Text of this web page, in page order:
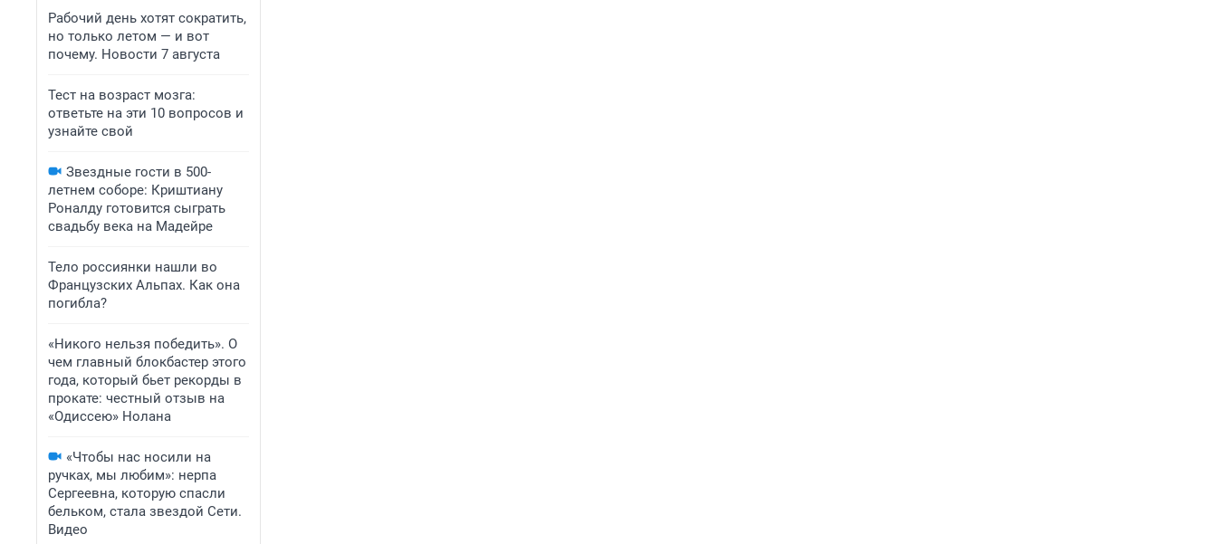
Рабочий день хотят сократить,
но только летом — и вот
почему. Новости 7 августа
Тест на возраст мозга:
ответьте на эти 10 вопросов и
узнайте свой
Звездные гости в 500-
летнем соборе: Криштиану
Роналду готовится сыграть
свадьбу века на Мадейре
Тело россиянки нашли во
Французских Альпах. Как она
погибла?
«Никого нельзя победить». О
чем главный блокбастер этого
года, который бьет рекорды в
прокате: честный отзыв на
«Одиссею» Нолана
«Чтобы нас носили на
ручках, мы любим»: нерпа
Сергеевна, которую спасли
бельком, стала звездой Сети.
Видео